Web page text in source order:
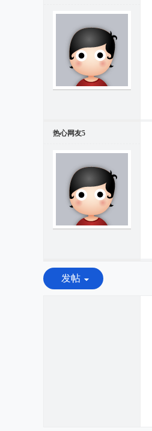
热心网友5
发帖